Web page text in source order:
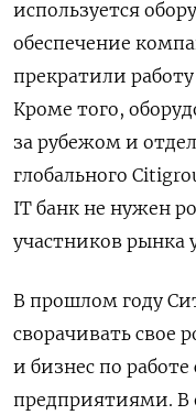
используется
обеспечение
прекратили
Кроме того,
за рубежом и
глобального
IT банк не нужен
участников рынка
В прошлом году
сворачивать свое
и бизнес по
предприятиями. В